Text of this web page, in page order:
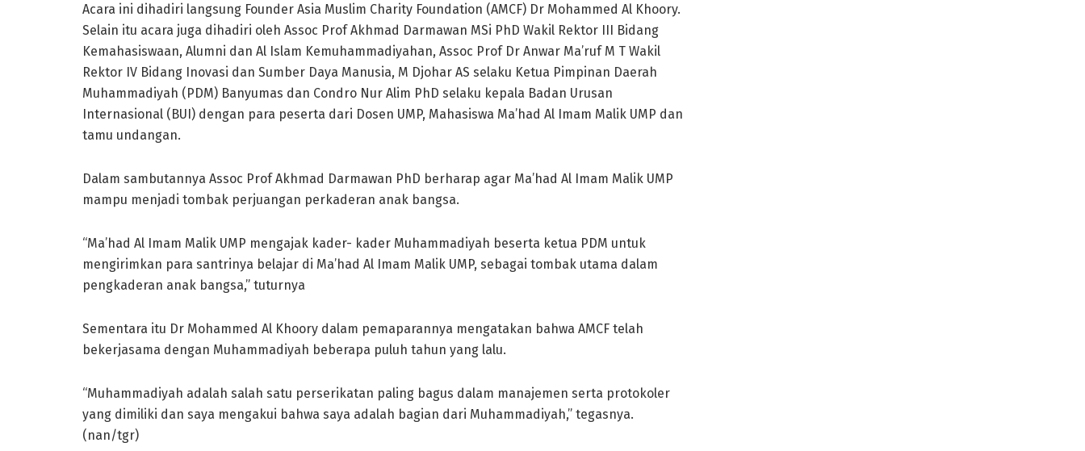
Acara ini dihadiri langsung Founder Asia Muslim Charity Foundation (AMCF) Dr Mohammed Al Khoory.
Selain itu acara juga dihadiri oleh Assoc Prof Akhmad Darmawan MSi PhD Wakil Rektor III Bidang
Kemahasiswaan, Alumni dan Al Islam Kemuhammadiyahan, Assoc Prof Dr Anwar Ma’ruf M T Wakil
Rektor IV Bidang Inovasi dan Sumber Daya Manusia, M Djohar AS selaku Ketua Pimpinan Daerah
Muhammadiyah (PDM) Banyumas dan Condro Nur Alim PhD selaku kepala Badan Urusan
Internasional (BUI) dengan para peserta dari Dosen UMP, Mahasiswa Ma’had Al Imam Malik UMP dan
tamu undangan.
Dalam sambutannya Assoc Prof Akhmad Darmawan PhD berharap agar Ma’had Al Imam Malik UMP
mampu menjadi tombak perjuangan perkaderan anak bangsa.
“Ma’had Al Imam Malik UMP mengajak kader- kader Muhammadiyah beserta ketua PDM untuk
mengirimkan para santrinya belajar di Ma’had Al Imam Malik UMP, sebagai tombak utama dalam
pengkaderan anak bangsa,” tuturnya
Sementara itu Dr Mohammed Al Khoory dalam pemaparannya mengatakan bahwa AMCF telah
bekerjasama dengan Muhammadiyah beberapa puluh tahun yang lalu.
“Muhammadiyah adalah salah satu perserikatan paling bagus dalam manajemen serta protokoler
yang dimiliki dan saya mengakui bahwa saya adalah bagian dari Muhammadiyah,” tegasnya.
(nan/tgr)